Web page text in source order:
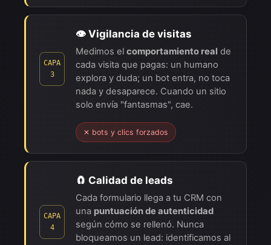
CAPA
3
👁️ Vigilancia de visitas
Medimos el comportamiento real de
cada visita que pagas: un humano
explora y duda; un bot entra, no toca
nada y desaparece. Cuando un sitio
solo envía "fantasmas", cae.
✕ bots y clics forzados
CAPA
4
🧲 Calidad de leads
Cada formulario llega a tu CRM con
una puntuación de autenticidad
según cómo se rellenó. Nunca
bloqueamos un lead: identificamos al